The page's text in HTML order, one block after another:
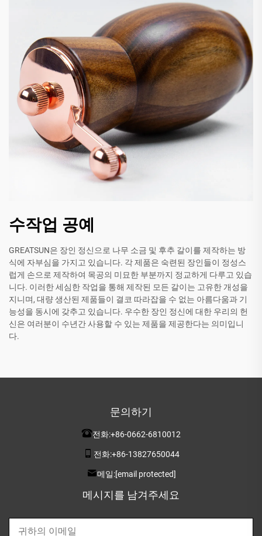
수작업 공예
GREATSUN은 장인 정신으로 나무 소금 및 후추 갈이를 제작하는 방
식에 자부심을 가지고 있습니다. 각 제품은 숙련된 장인들이 정성스
럽게 손으로 제작하여 목공의 미묘한 부분까지 정교하게 다루고 있습
니다. 이러한 세심한 작업을 통해 제작된 모든 갈이는 고유한 개성을
지니며, 대량 생산된 제품들이 결코 따라잡을 수 없는 아름다움과 기
능성을 동시에 갖추고 있습니다. 우수한 장인 정신에 대한 우리의 헌
신은 여러분이 수년간 사용할 수 있는 제품을 제공한다는 의미입니
다.
문의하기
전화:+86-0662-6810012
전화:+86-13827650044
메일:[email protected]
메시지를 남겨주세요